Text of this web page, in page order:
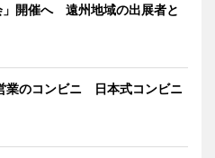
」開催へ 遠州地域の出展者と
業のコンビニ 日本式コンビニ